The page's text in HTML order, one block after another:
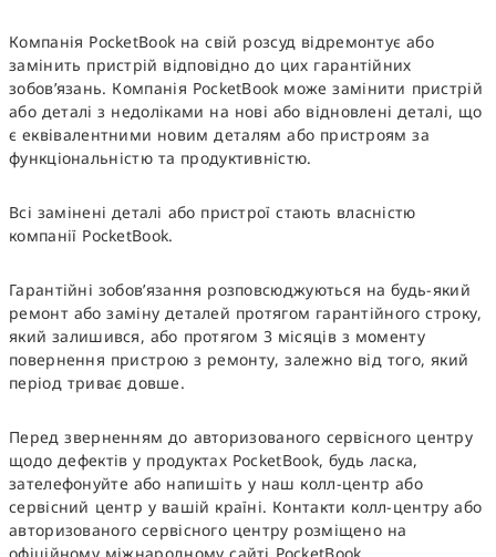
Компанія PocketBook на свій розсуд відремонтує або
замінить пристрій відповідно до цих гарантійних
зобов’язань. Компанія PocketBook може замінити пристрій
або деталі з недоліками на нові або відновлені деталі, що
є еквівалентними новим деталям або пристроям за
функціональністю та продуктивністю.
Всі замінені деталі або пристрої стають власністю
компанії PocketBook.
Гарантійні зобов’язання розповсюджуються на будь-який
ремонт або заміну деталей протягом гарантійного строку,
який залишився, або протягом 3 місяців з моменту
повернення пристрою з ремонту, залежно від того, який
період триває довше.
Перед зверненням до авторизованого сервісного центру
щодо дефектів у продуктах PocketBook, будь ласка,
зателефонуйте або напишіть у наш колл-центр або
сервісний центр у вашій країні. Контакти колл-центру або
авторизованого сервісного центру розміщено на